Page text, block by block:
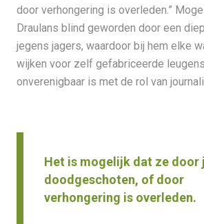
door verhongering is overleden.”
Draulans blind geworden door een
jegens jagers, waardoor bij hem elke
wijken voor zelf gefabriceerde
onverenigbaar is met de rol van
Het is mogelijk dat ze door
doodgeschoten, of door
verhongering is overleden.